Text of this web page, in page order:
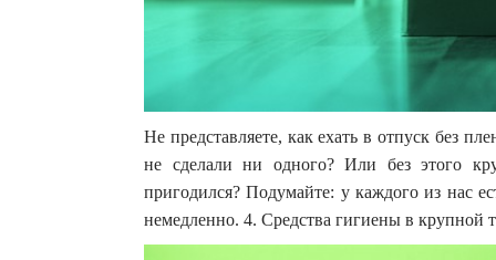
Не представляете, как ехать в отпуск без
не сделали ни одного? Или без этого
пригодился? Подумайте: у каждого из нас
немедленно. 4. Средства гигиены в крупной